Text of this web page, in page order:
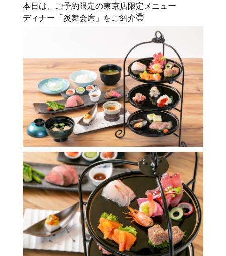
本日は、ご予約限定の東京店限定メニュー
ディナー「炎舞会席」をご紹介😇